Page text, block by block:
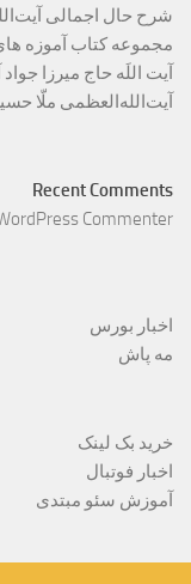
شرح حال اجمالی
مجموعه کتاب آموزه
آیت اللَه حاج میرزا
آیت‌الله‌العظمی ملّا
Recent Comments
Commenter
اخبار بورس
مه پاش
خرید بک لینک
اخبار فوتبال
آموزش سئو مبتدی